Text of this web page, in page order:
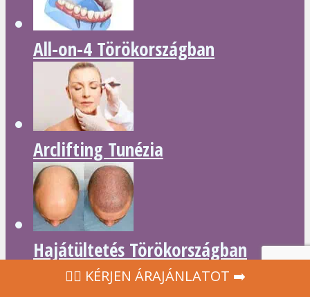
All-on-4 Törökországban
Arclifting Tunézia
Hajátültetés Törökországban
‍👩‍⚕ KÉRJEN ÁRAJÁNLATOT ➡️